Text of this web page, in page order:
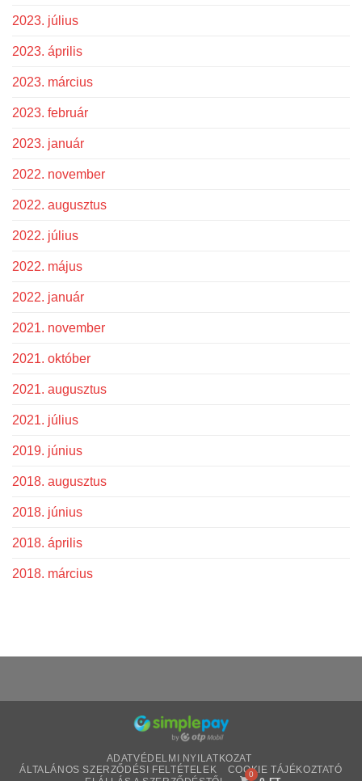
2023. július
2023. április
2023. március
2023. február
2023. január
2022. november
2022. augusztus
2022. július
2022. május
2022. január
2021. november
2021. október
2021. augusztus
2021. július
2019. június
2018. augusztus
2018. június
2018. április
2018. március
ADATVÉDELMI NYILATKOZAT
ÁLTALÁNOS SZERZŐDÉSI FELTÉTELEK
COOKIE TÁJÉKOZTATÓ